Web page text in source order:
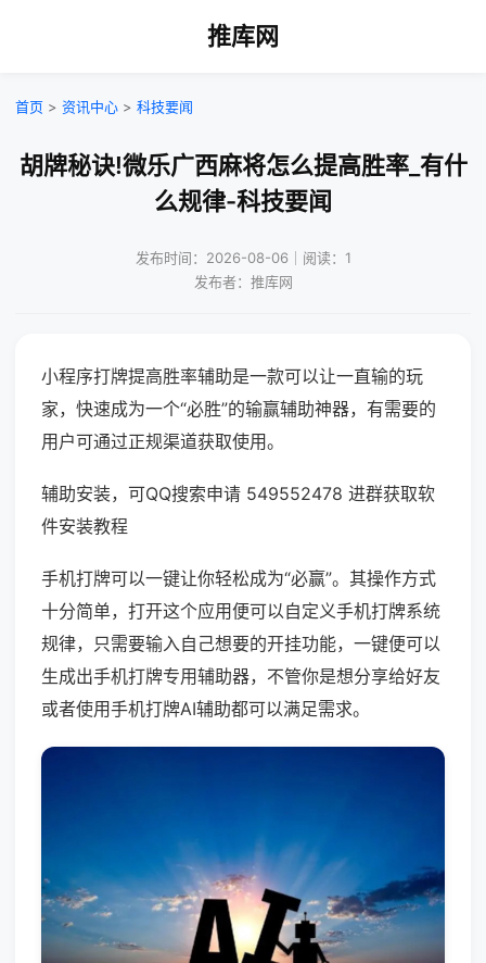
推库网
首页 > 资讯中心 > 科技要闻
胡牌秘诀!微乐广西麻将怎么提高胜率_有什
么规律-科技要闻
发布时间：2026-08-06｜阅读：1
发布者：推库网
小程序打牌提高胜率辅助是一款可以让一直输的玩
家，快速成为一个“必胜”的输赢辅助神器，有需要的
用户可通过正规渠道获取使用。
辅助安装，可QQ搜索申请 549552478 进群获取软
件安装教程
手机打牌可以一键让你轻松成为“必赢”。其操作方式
十分简单，打开这个应用便可以自定义手机打牌系统
规律，只需要输入自己想要的开挂功能，一键便可以
生成出手机打牌专用辅助器，不管你是想分享给好友
或者使用手机打牌AI辅助都可以满足需求。